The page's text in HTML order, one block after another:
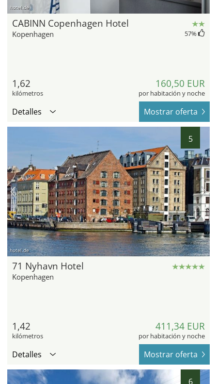
hotel.de
CABINN Copenhagen Hotel
Kopenhagen 57%
1,62
kilómetros
160,50 EUR
por habitación y noche
Detalles Mostrar oferta
5
hotel.de
71 Nyhavn Hotel
Kopenhagen
1,42
kilómetros
411,34 EUR
por habitación y noche
Detalles Mostrar oferta
6